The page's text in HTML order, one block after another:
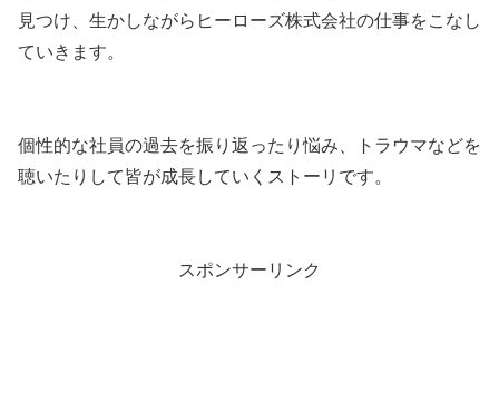
見つけ、生かしながらヒーローズ株式会社の仕事をこなし
ていきます。
個性的な社員の過去を振り返ったり悩み、トラウマなどを
聴いたりして皆が成長していくストーリです。
スポンサーリンク